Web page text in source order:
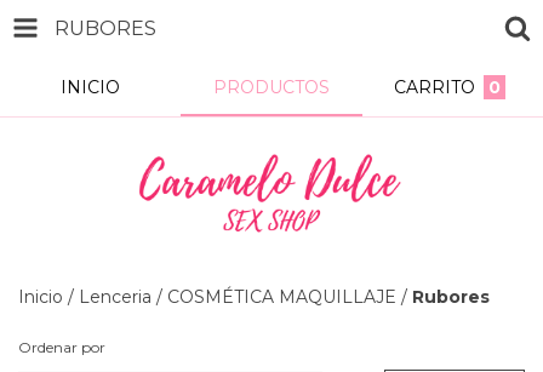
RUBORES
INICIO PRODUCTOS CARRITO 0
Inicio / Lenceria / COSMÉTICA MAQUILLAJE / Rubores
Ordenar por